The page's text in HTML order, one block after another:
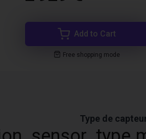
Add to Cart
Free shopping mode
Type de